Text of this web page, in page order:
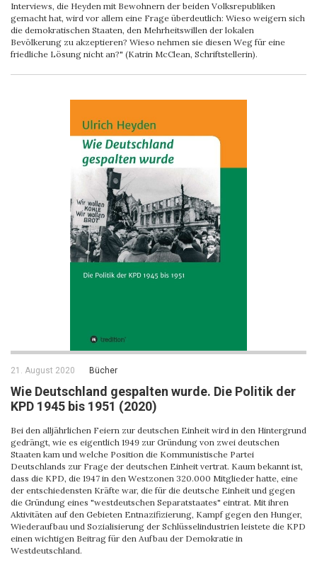
Interviews, die Heyden mit Bewohnern der beiden Volksrepubliken
gemacht hat, wird vor allem eine Frage überdeutlich: Wieso weigern sich
die demokratischen Staaten, den Mehrheitswillen der lokalen
Bevölkerung zu akzeptieren? Wieso nehmen sie diesen Weg für eine
friedliche Lösung nicht an?" (Katrin McClean, Schriftstellerin).
21. August 2020 Bücher
Wie Deutschland gespalten wurde. Die Politik der
KPD 1945 bis 1951 (2020)
Bei den alljährlichen Feiern zur deutschen Einheit wird in den Hintergrund
gedrängt, wie es eigentlich 1949 zur Gründung von zwei deutschen
Staaten kam und welche Position die Kommunistische Partei
Deutschlands zur Frage der deutschen Einheit vertrat. Kaum bekannt ist,
dass die KPD, die 1947 in den Westzonen 320.000 Mitglieder hatte, eine
der entschiedensten Kräfte war, die für die deutsche Einheit und gegen
die Gründung eines "westdeutschen Separatstaates" eintrat. Mit ihren
Aktivitäten auf den Gebieten Entnazifizierung, Kampf gegen den Hunger,
Wiederaufbau und Sozialisierung der Schlüsselindustrien leistete die KPD
einen wichtigen Beitrag für den Aufbau der Demokratie in
Westdeutschland.